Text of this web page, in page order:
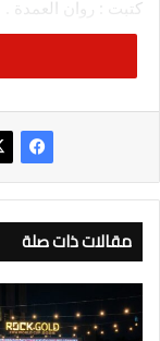
كتبت : روان العمدة .
بالإسراع في تنفيذ
وذلك من حيث الحالة
المجازر على أحدث
على البيئة من
صحية نظيفة وآمنة ،
مقالات ذات صلة